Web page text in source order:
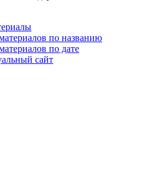
по названию
по дате
сайт